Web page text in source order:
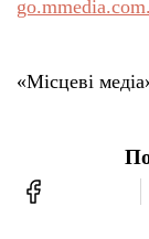
«Місцеві